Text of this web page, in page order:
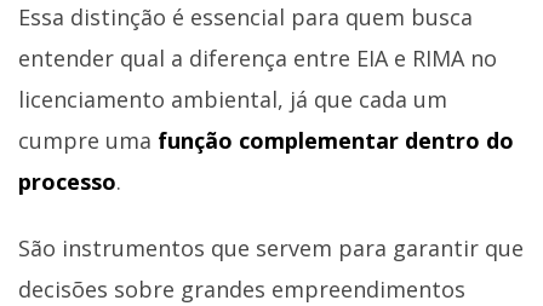
Essa distinção é essencial para quem busca
entender qual a diferença entre EIA e RIMA no
licenciamento ambiental, já que cada um
cumpre uma função complementar dentro do
processo.
São instrumentos que servem para garantir que
decisões sobre grandes empreendimentos